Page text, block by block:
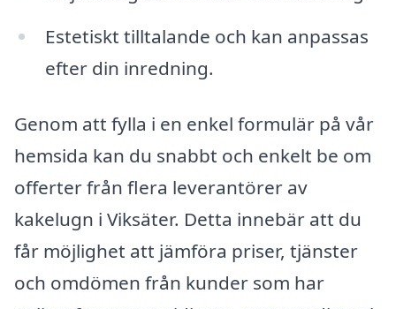
Estetiskt tilltalande och kan anpassas
efter din inredning.
Genom att fylla i en enkel formulär på vår
hemsida kan du snabbt och enkelt be om
offerter från flera leverantörer av
kakelugn i Viksäter. Detta innebär att du
får möjlighet att jämföra priser, tjänster
och omdömen från kunder som har